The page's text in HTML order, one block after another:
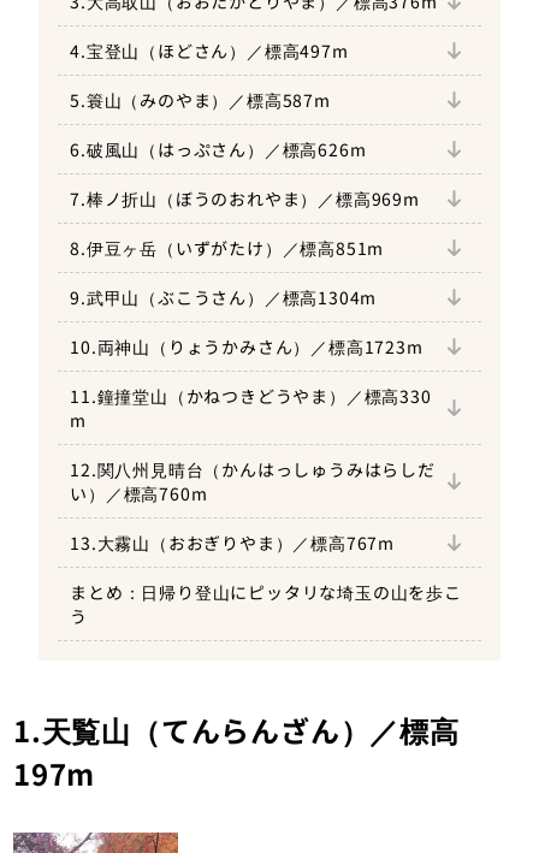
アクセス
4.宝登山（ほどさん）／標高497m
おすすめ登山コース
アクセス
5.簑山（みのやま）／標高587m
おすすめ登山コース
アクセス
6.破風山（はっぷさん）／標高626m
おすすめ登山コース
アクセス
7.棒ノ折山（ぼうのおれやま）／標高969m
おすすめ登山コース
アクセス
8.伊豆ヶ岳（いずがたけ）／標高851m
おすすめ登山コース
アクセス
9.武甲山（ぶこうさん）／標高1304m
おすすめ登山コース
アクセス
10.両神山（りょうかみさん）／標高1723m
おすすめ登山コース
アクセス
11.鐘撞堂山（かねつきどうやま）／標高330
m
アクセス
12.関八州見晴台（かんはっしゅうみはらしだ
い）／標高760m
おすすめ登山コース
アクセス
13.大霧山（おおぎりやま）／標高767m
おすすめ登山コース
アクセス
まとめ：日帰り登山にピッタリな埼玉の山を歩こ
う
1.天覧山（てんらんざん）／標高
197m